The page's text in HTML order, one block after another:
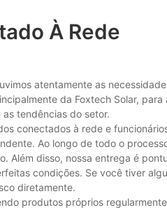
À Rede
atentamente as
da Foxtech Solar,
tendências do setor.
conectados à rede e
Ao longo de todo o
disso, nossa entrega é
condições. Se você tiver
diretamente.
produtos próprios